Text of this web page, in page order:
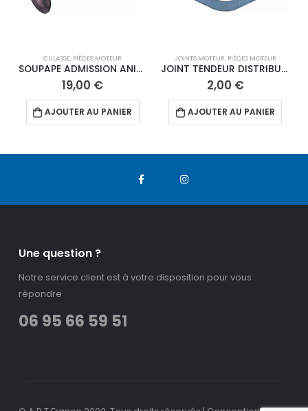
CULASSE, PIÈCES MOTEUR
SOUPAPE ADMISSION ANIMA
19,00 €
AJOUTER AU PANIER
JOINTS MOTEUR, PIÈCES MOTEUR
JOINT TENDEUR DISTRIBUTION ANIMA 190
2,00 €
AJOUTER AU PANIER
Une question ?
Notre service client est à votre disposition pour vous
répondre
06 95 66 59 51